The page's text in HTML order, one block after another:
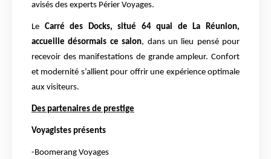
avisés des experts Périer Voyages.
Le Carré des Docks, situé 64 quai de La Réunion,
accueille désormais ce salon, dans un lieu pensé pour
recevoir des manifestations de grande ampleur. Confort
et modernité s’allient pour offrir une expérience optimale
aux visiteurs.
Des partenaires de prestige
Voyagistes présents
-Boomerang Voyages